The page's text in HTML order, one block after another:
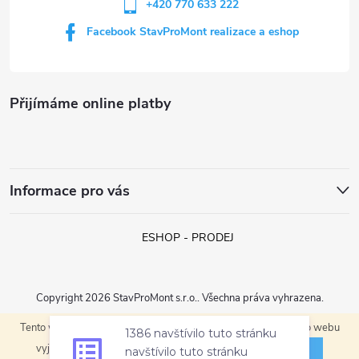
Tento web používá soubory cookie. Dalším procházením tohoto webu
vyjadřujete souhlas s jejich používáním.
ROZUMÍM
Přijímáme online platby
Informace pro vás
+420 770 633 222
Facebook StavProMont realizace a eshop
ESHOP - PRODEJ
Vytvořil Shoptet
Copyright 2026 StavProMont s.r.o.. Všechna práva vyhrazena.
navštívilo tuto stránku